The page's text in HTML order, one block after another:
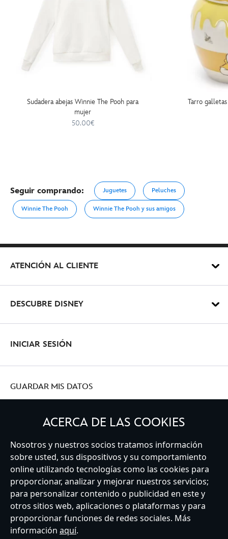
Sudadera abejas Winnie The Pooh para
mujer
50.00€
Tarro
Seguir comprando: Juguetes Peluches
Winnie The Pooh Winnie The Pooh y sus amigos
ATENCIÓN AL CLIENTE
DESCUBRE DISNEY
INICIAR SESIÓN
GUARDAR MIS DATOS
Spain
Atención al Cliente Términos de Uso
Buscador de Tiendas
Mapa del Sitio
Política de Privacidad
Política de Cookies
Sobre Privacidad en la UE
Términos y Condiciones Generales
Gestionar su configuración de cookies
s172 Statements
Accessibility
ACERCA DE LAS COOKIES
Nosotros y nuestros socios tratamos información
sobre usted, sus dispositivos y su comportamiento
online utilizando tecnologías como las cookies para
proporcionar, analizar y mejorar nuestros servicios;
para personalizar contenido o publicidad en este y
otros sitios web, aplicaciones o plataformas y para
proporcionar funciones de redes sociales. Más
información aquí.